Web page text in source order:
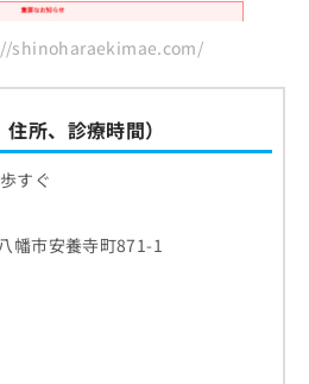
shinoharaekimae.com/
所、診療時間）
すぐ
幡市安養寺町871-1